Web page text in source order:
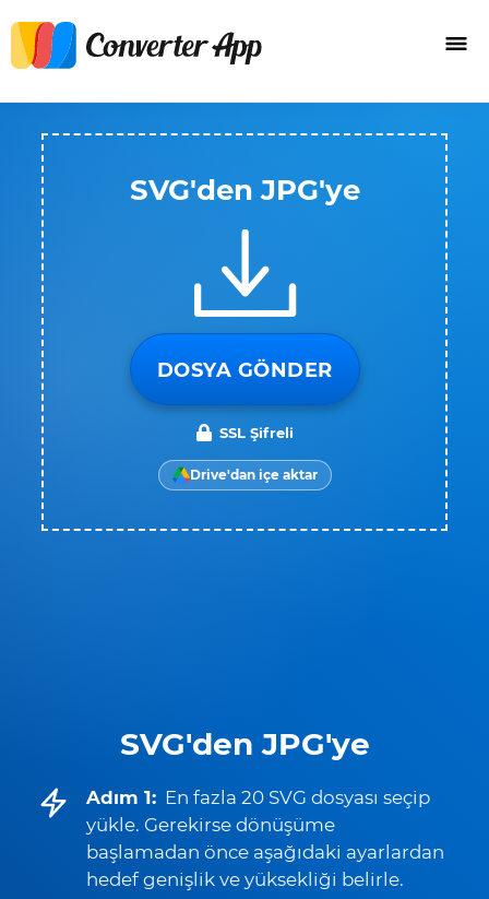
SVG'den JPG'ye
Adım 1: En fazla 20 SVG dosyası seçip
yükle. Gerekirse dönüşüme
başlamadan önce aşağıdaki ayarlardan
hedef genişlik ve yüksekliği belirle.
SVG'den JPG'ye
DOSYA GÖNDER
SSL Şifreli
Drive'dan içe aktar